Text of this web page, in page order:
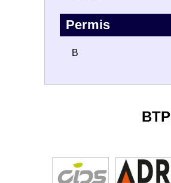
Permis
B